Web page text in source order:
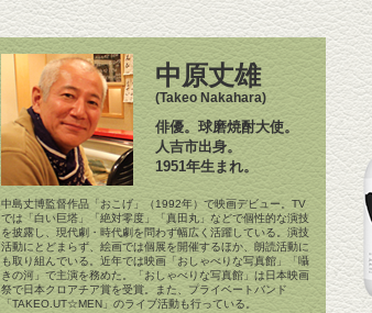
中原丈雄
(Takeo Nakahara)
俳優。球磨焼酎大使。
人吉市出身。
1951年生まれ。
中島丈博監督作品「おこげ」（1992年）で映画デビュー。TV
では「白い巨塔」「絶対零度」「真田丸」などで個性的な演技
を披露し、現代劇・時代劇を問わず幅広く活躍している。演技
活動にとどまらず、絵画では個展を開催するほか、朗読活動に
も取り組んでいる。近年では映画「おしゃべりな写真館」「囁
きの河」で主演を務めた。「おしゃべりな写真館」は日本映画
祭で日本クロアチア賞を受賞。また、プライベートバンド
「TAKEO.UT☆MEN」のライブ活動も行っている。